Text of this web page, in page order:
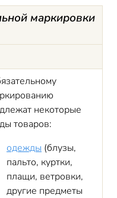
маркировки
некоторые
товаров:
одежды (блузы,
пальто, куртки,
плащи, ветровки,
другие предметы